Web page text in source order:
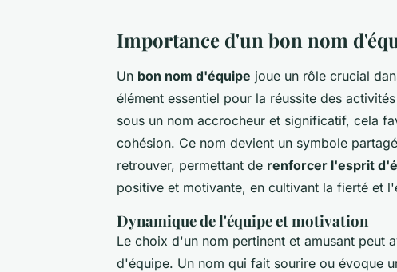
Importance d'un bon nom
Un bon nom d'équipe joue un rôle crucial
élément essentiel pour la réussite des
sous un nom accrocheur et significatif, cela
cohésion. Ce nom devient un symbole
retrouver, permettant de renforcer l'esprit
positive et motivante, en cultivant la fierté et
Dynamique de l'équipe et motivation
Le choix d'un nom pertinent et amusant peut
d'équipe. Un nom qui fait sourire ou évoque